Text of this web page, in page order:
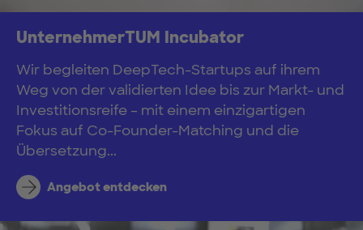
UnternehmerTUM Incubator
Wir begleiten DeepTech-Startups auf ihrem
Weg von der validierten Idee bis zur Markt- und
Investitionsreife – mit einem einzigartigen
Fokus auf Co-Founder-Matching und die
Übersetzung...
Angebot entdecken